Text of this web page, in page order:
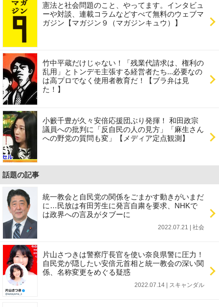
憲法と社会問題のこと、やってます。インタビュ
ーや対談、連載コラムなどすべて無料のウェブマ
ガジン【マガジン９（マガジンキュウ）】
竹中平蔵だけじゃない！「残業代請求は、権利の
乱用」とトンデモ主張する経営者たち...必要なの
は高プロでなく使用者教育だ！【ブラ弁は見
た！】
小籔千豊が久々安倍応援団ぶり発揮！ 和田政宗
議員への批判に「反自民の人の見方」「麻生さん
への野党の質問も変」【メディア定点観測】
話題の記事
統一教会と自民党の関係をごまかす動きがいまだ
に…民放は有田芳生に発言自粛を要求、NHKで
は政界への言及がタブーに
2022.07.21 | 社会
片山さつきは警察庁長官を使い奈良県警に圧力！
自民党が隠したい安倍元首相と統一教会の深い関
係、名称変更をめぐる疑惑
2022.07.14 | スキャンダル